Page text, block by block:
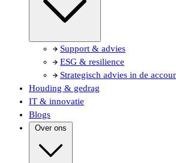
Support & advies
ESG & resilience
Strategisch advies in de
Houding & gedrag
IT & innovatie
Blogs
Over ons